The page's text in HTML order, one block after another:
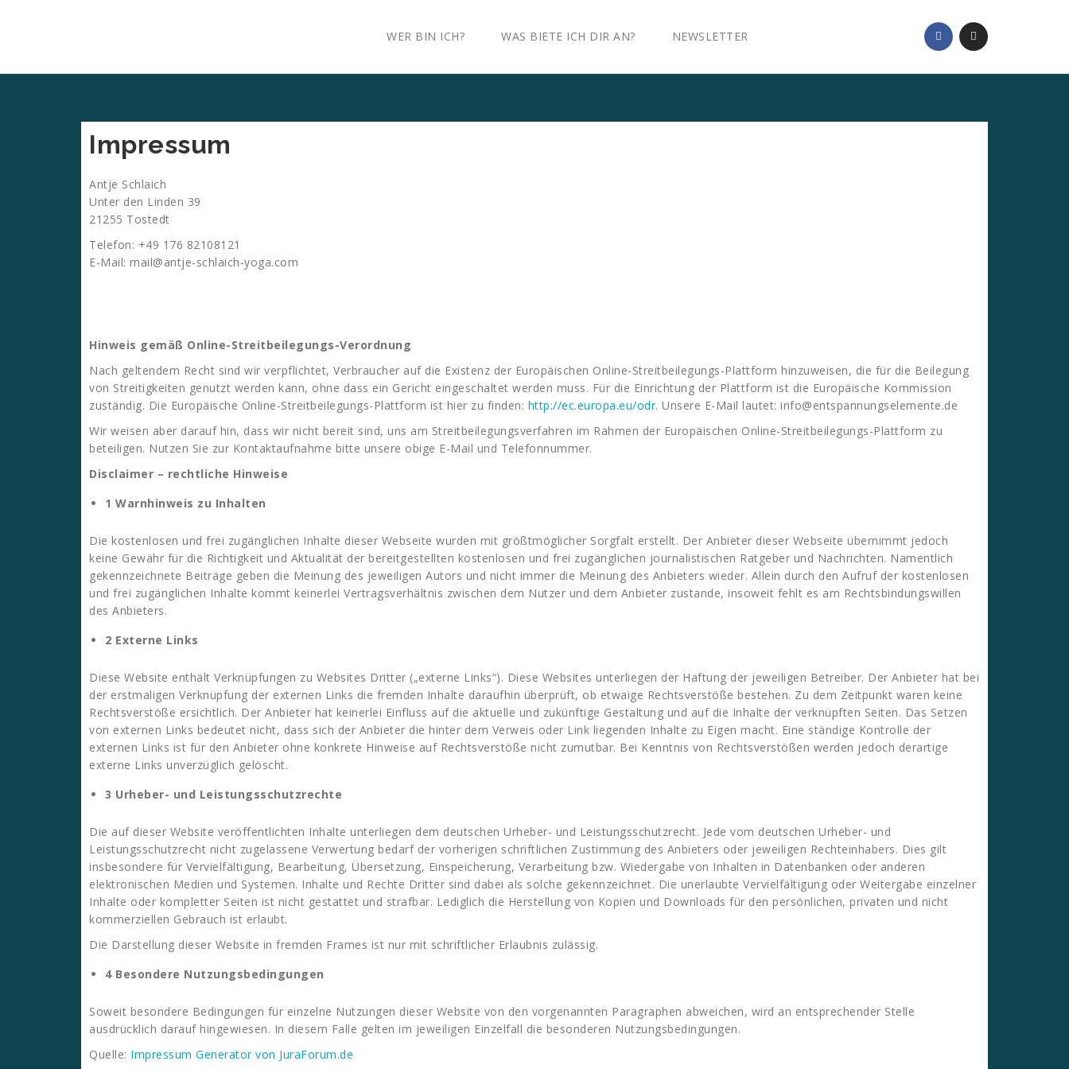
WER BIN ICH? WAS BIETE ICH DIR AN? NEWSLETTER
Impressum
Antje Schlaich
Unter den Linden 39
21255 Tostedt
Telefon: +49 176 82108121
E-Mail: mail@antje-schlaich-yoga.com
Hinweis gemäß Online-Streitbeilegungs-Verordnung
Nach geltendem Recht sind wir verpflichtet, Verbraucher auf die Existenz der Europäischen Online-Streitbeilegungs-Plattform hinzuweisen, die für die Beilegung
von Streitigkeiten genutzt werden kann, ohne dass ein Gericht eingeschaltet werden muss. Für die Einrichtung der Plattform ist die Europäische Kommission
zuständig. Die Europäische Online-Streitbeilegungs-Plattform ist hier zu finden: http://ec.europa.eu/odr. Unsere E-Mail lautet: info@entspannungselemente.de
Wir weisen aber darauf hin, dass wir nicht bereit sind, uns am Streitbeilegungsverfahren im Rahmen der Europäischen Online-Streitbeilegungs-Plattform zu
beteiligen. Nutzen Sie zur Kontaktaufnahme bitte unsere obige E-Mail und Telefonnummer.
Disclaimer – rechtliche Hinweise
1 Warnhinweis zu Inhalten
Die kostenlosen und frei zugänglichen Inhalte dieser Webseite wurden mit größtmöglicher Sorgfalt erstellt. Der Anbieter dieser Webseite übernimmt jedoch
keine Gewähr für die Richtigkeit und Aktualität der bereitgestellten kostenlosen und frei zugänglichen journalistischen Ratgeber und Nachrichten. Namentlich
gekennzeichnete Beiträge geben die Meinung des jeweiligen Autors und nicht immer die Meinung des Anbieters wieder. Allein durch den Aufruf der kostenlosen
und frei zugänglichen Inhalte kommt keinerlei Vertragsverhältnis zwischen dem Nutzer und dem Anbieter zustande, insoweit fehlt es am Rechtsbindungswillen
des Anbieters.
2 Externe Links
Diese Website enthält Verknüpfungen zu Websites Dritter („externe Links“). Diese Websites unterliegen der Haftung der jeweiligen Betreiber. Der Anbieter hat bei
der erstmaligen Verknüpfung der externen Links die fremden Inhalte daraufhin überprüft, ob etwaige Rechtsverstöße bestehen. Zu dem Zeitpunkt waren keine
Rechtsverstöße ersichtlich. Der Anbieter hat keinerlei Einfluss auf die aktuelle und zukünftige Gestaltung und auf die Inhalte der verknüpften Seiten. Das Setzen
von externen Links bedeutet nicht, dass sich der Anbieter die hinter dem Verweis oder Link liegenden Inhalte zu Eigen macht. Eine ständige Kontrolle der
externen Links ist für den Anbieter ohne konkrete Hinweise auf Rechtsverstöße nicht zumutbar. Bei Kenntnis von Rechtsverstößen werden jedoch derartige
externe Links unverzüglich gelöscht.
3 Urheber- und Leistungsschutzrechte
Die auf dieser Website veröffentlichten Inhalte unterliegen dem deutschen Urheber- und Leistungsschutzrecht. Jede vom deutschen Urheber- und
Leistungsschutzrecht nicht zugelassene Verwertung bedarf der vorherigen schriftlichen Zustimmung des Anbieters oder jeweiligen Rechteinhabers. Dies gilt
insbesondere für Vervielfältigung, Bearbeitung, Übersetzung, Einspeicherung, Verarbeitung bzw. Wiedergabe von Inhalten in Datenbanken oder anderen
elektronischen Medien und Systemen. Inhalte und Rechte Dritter sind dabei als solche gekennzeichnet. Die unerlaubte Vervielfältigung oder Weitergabe einzelner
Inhalte oder kompletter Seiten ist nicht gestattet und strafbar. Lediglich die Herstellung von Kopien und Downloads für den persönlichen, privaten und nicht
kommerziellen Gebrauch ist erlaubt.
Die Darstellung dieser Website in fremden Frames ist nur mit schriftlicher Erlaubnis zulässig.
4 Besondere Nutzungsbedingungen
Soweit besondere Bedingungen für einzelne Nutzungen dieser Website von den vorgenannten Paragraphen abweichen, wird an entsprechender Stelle
ausdrücklich darauf hingewiesen. In diesem Falle gelten im jeweiligen Einzelfall die besonderen Nutzungsbedingungen.
Quelle: Impressum Generator von JuraForum.de